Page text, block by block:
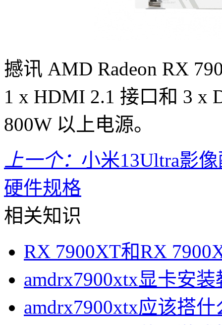
撼讯 AMD Radeon RX
1 x HDMI 2.1 接口和 3 x
800W 以上电源。
上一个： 小米13Ultra影
硬件规格
相关知识
RX 7900XT和RX
amdrx7900xtx显卡安装
amdrx7900xtx应该搭